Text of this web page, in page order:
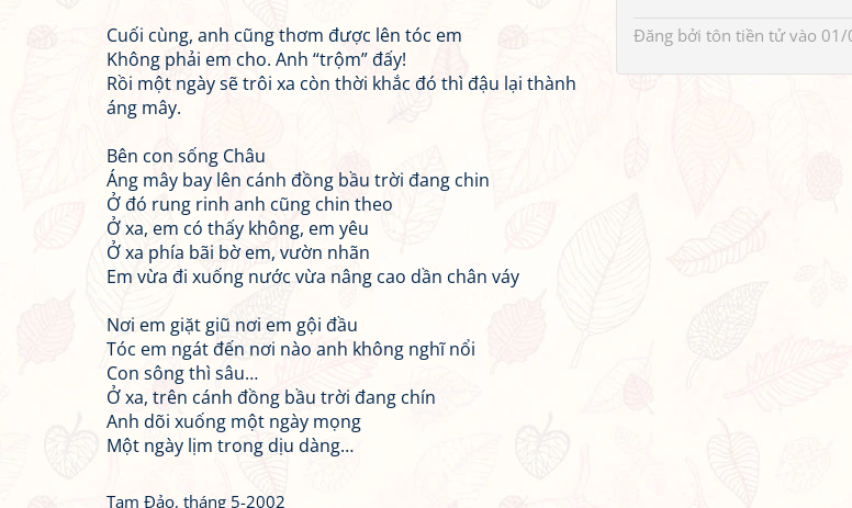
Đăng bởi tôn tiền tửvào 01/
Cuối cùng, anh cũng thơm được lên tóc em
Không phải em cho. Anh “trộm” đấy!
Rồi một ngày sẽ trôi xa còn thời khắc đó thì đậu lại thành
áng mây.
Bên con sống Châu
Áng mây bay lên cánh đồng bầu trời đang chin
Ở đó rung rinh anh cũng chin theo
Ở xa, em có thấy không, em yêu
Ở xa phía bãi bờ em, vườn nhãn
Em vừa đi xuống nước vừa nâng cao dần chân váy
Nơi em giặt giũ nơi em gội đầu
Tóc em ngát đến nơi nào anh không nghĩ nổi
Con sông thì sâu…
Ở xa, trên cánh đồng bầu trời đang chín
Anh dõi xuống một ngày mọng
Một ngày lịm trong dịu dàng…
Tam Đảo, tháng 5-2002